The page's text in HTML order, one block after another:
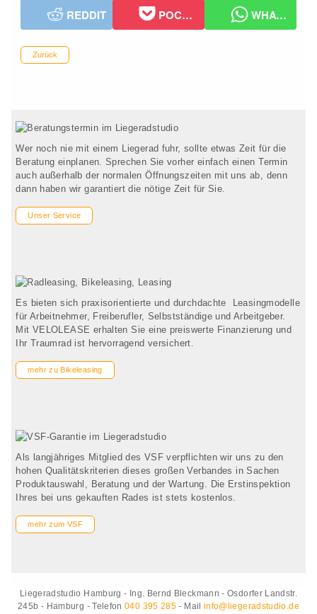
REDDIT
POCKET WHATSAPP
Zurück
Wer noch nie mit einem Liegerad fuhr, sollte etwas Zeit für die
Beratung einplanen. Sprechen Sie vorher einfach einen Termin
auch außerhalb der normalen Öffnungszeiten mit uns ab, denn
dann haben wir garantiert die nötige Zeit für Sie.
Unser Service
Es bieten sich praxisorientierte und durchdachte Leasingmodelle
für Arbeitnehmer, Freiberufler, Selbstständige und Arbeitgeber.
Mit VELOLEASE erhalten Sie eine preiswerte Finanzierung und
Ihr Traumrad ist hervorragend versichert.
mehr zu Bikeleasing
Als langjähriges Mitglied des VSF verpflichten wir uns zu den
hohen Qualitätskriterien dieses großen Verbandes in Sachen
Produktauswahl, Beratung und der Wartung. Die Erstinspektion
Ihres bei uns gekauften Rades ist stets kostenlos.
mehr zum VSF
Liegeradstudio Hamburg - Ing. Bernd Bleckmann - Osdorfer Landstr.
245b - Hamburg - Telefon040 395 285 - Mail info@liegeradstudio.de